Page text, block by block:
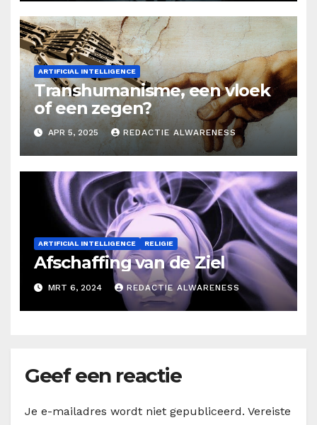
ARTIFICIAL INTELLIGENCE
Transhumanisme, een vloek
of een zegen?
APR 5, 2025 REDACTIE ALWARENESS
ARTIFICIAL INTELLIGENCE RELIGIE
Afschaffing van de Ziel
MRT 6, 2024 REDACTIE ALWARENESS
Geef een reactie
Je e-mailadres wordt niet gepubliceerd. Vereiste